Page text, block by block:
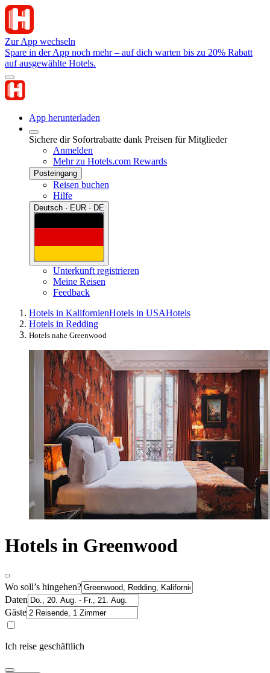
Zur App wechseln
Spare in der App noch mehr – auf dich warten bis zu 20% Rabatt
auf ausgewählte Hotels.
App herunterladen
Sichere dir Sofortrabatte dank Preisen für Mitglieder
Anmelden
Mehr zu Hotels.com Rewards
Posteingang
Reisen buchen
Hilfe
Deutsch · EUR · DE
Unterkunft registrieren
Meine Reisen
Feedback
Hotels in KalifornienHotels in USAHotels
Hotels in Redding
Hotels nahe Greenwood
Hotels in Greenwood
Wo soll’s hingehen?
Daten
Gäste
Ich reise geschäftlich